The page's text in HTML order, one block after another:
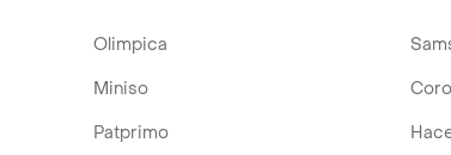
Olimpica
Miniso
Patprimo